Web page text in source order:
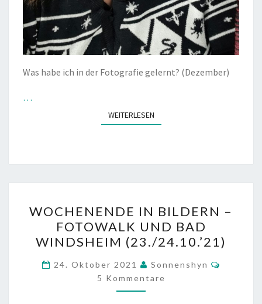
Was habe ich in der Fotografie gelernt? (Dezember)
…
WEITERLESENWEITERLESEN
IN
BILDERN
–
FOTOWALK
UND
BAD
WOCHENENDE IN BILDERN –
FOTOWALK UND BAD
WINDSHEIM (23./24.10.’21)
24. Oktober 2021 Sonnenshyn
5 Kommentare